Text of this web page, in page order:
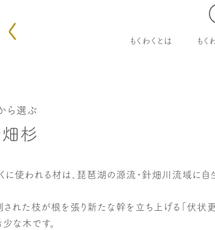
もくわくとは もく
ら選ぶ
杉
に使われる材は、琵琶湖の源流・針畑川流域に自
れた枝が根を張り新たな幹を立ち上げる「伏状
な木です。